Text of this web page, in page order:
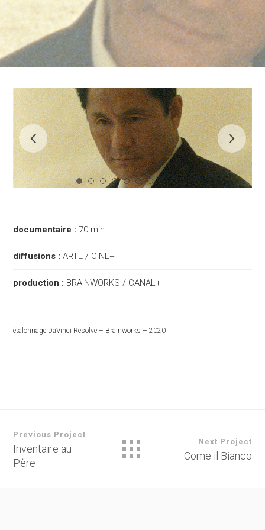
documentaire : 70 min
diffusions :ARTE / CINE+
production : BRAINWORKS / CANAL+
étalonnage DaVinci Resolve – Brainworks – 2020
Previous Project
Inventaire au
Père
Next Project
Come il Bianco